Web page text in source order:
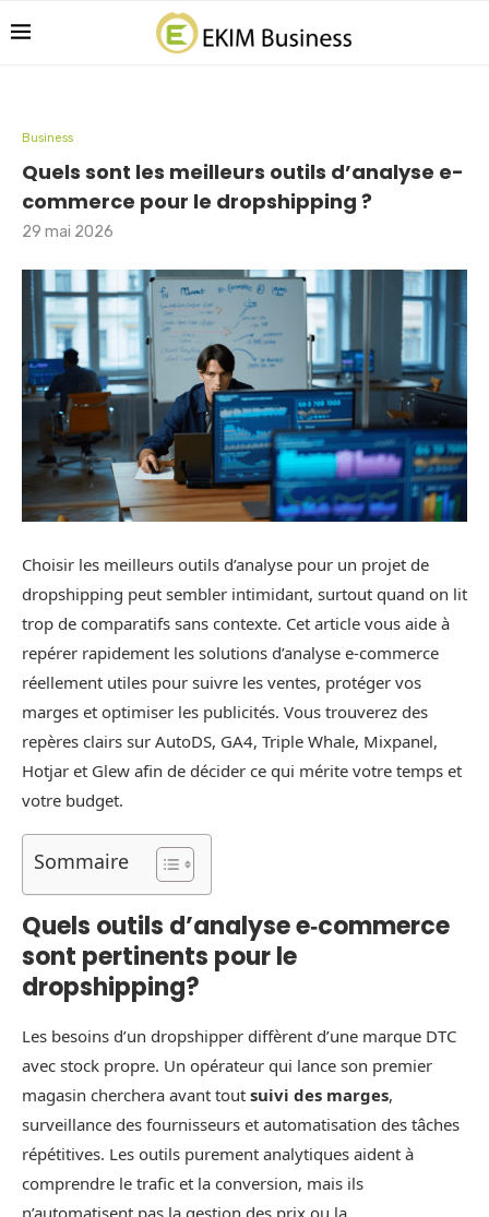
Business
Quels sont les meilleurs outils d’analyse e-
commerce pour le dropshipping ?
29 mai 2026
Choisir les meilleurs outils d’analyse pour un projet de
dropshipping peut sembler intimidant, surtout quand on lit
trop de comparatifs sans contexte. Cet article vous aide à
repérer rapidement les solutions d’analyse e‑commerce
réellement utiles pour suivre les ventes, protéger vos
marges et optimiser les publicités. Vous trouverez des
repères clairs sur AutoDS, GA4, Triple Whale, Mixpanel,
Hotjar et Glew afin de décider ce qui mérite votre temps et
votre budget.
Sommaire
Quels outils d’analyse e‑commerce
sont pertinents pour le
dropshipping?
Les besoins d’un dropshipper diffèrent d’une marque DTC
avec stock propre. Un opérateur qui lance son premier
magasin cherchera avant tout suivi des marges,
surveillance des fournisseurs et automatisation des tâches
répétitives. Les outils purement analytiques aident à
comprendre le trafic et la conversion, mais ils
n’automatisent pas la gestion des prix ou la